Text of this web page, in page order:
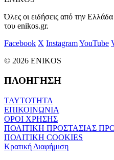
Όλες οι ειδήσεις από την
του enikos.gr.
Facebook X InstagramYouTube
© 2026 ENIKOS
ΠΛΟΗΓΗΣΗ
ΤΑΥΤΟΤΗΤΑ
ΕΠΙΚΟΙΝΩΝΙΑ
ΟΡΟΙ ΧΡΗΣΗΣ
ΠΟΛΙΤΙΚΗ ΠΡΟΣΤΑΣΙΑΣ
ΠΟΛΙΤΙΚΗ COOKIES
Κρατική Διαφήμιση